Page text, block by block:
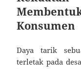
Konsumen
Daya tarik
terletak pada